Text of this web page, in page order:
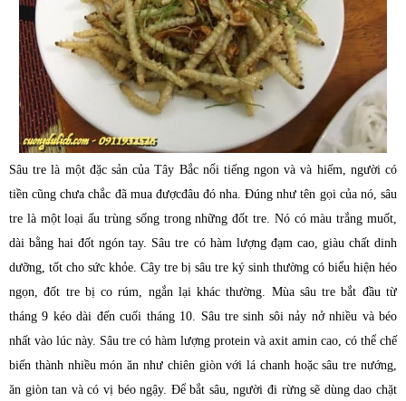
Sâu tre là một đặc sản của Tây Bắc nổi tiếng ngon và và hiếm, người có
tiền cũng chưa chắc đã mua đượcđâu đó nha. Đúng như tên gọi của nó, sâu
tre là một loại ấu trùng sống trong những đốt tre. Nó có màu trắng muốt,
dài bằng hai đốt ngón tay. Sâu tre có hàm lượng đạm cao, giàu chất dinh
dưỡng, tốt cho sức khỏe. Cây tre bị sâu tre ký sinh thường có biểu hiện héo
ngọn, đốt tre bị co rúm, ngắn lại khác thường. Mùa sâu tre bắt đầu từ
tháng 9 kéo dài đến cuối tháng 10. Sâu tre sinh sôi nảy nở nhiều và béo
nhất vào lúc này. Sâu tre có hàm lượng protein và axit amin cao, có thể chế
biến thành nhiều món ăn như chiên giòn với lá chanh hoặc sâu tre nướng,
ăn giòn tan và có vị béo ngậy. Để bắt sâu, người đi rừng sẽ dùng dao chặt